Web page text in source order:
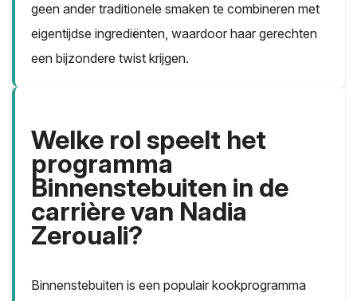
geen ander traditionele smaken te combineren met
eigentijdse ingrediënten, waardoor haar gerechten
een bijzondere twist krijgen.
Welke rol speelt het
programma
Binnenstebuiten in de
carrière van Nadia
Zerouali?
Binnenstebuiten is een populair kookprogramma